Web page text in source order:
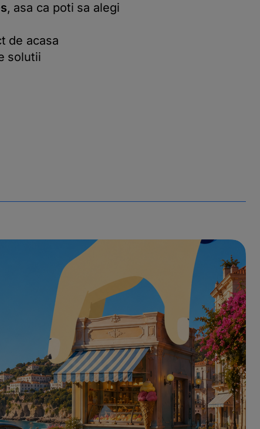
, asa ca poti sa alegi
de acasa
solutii